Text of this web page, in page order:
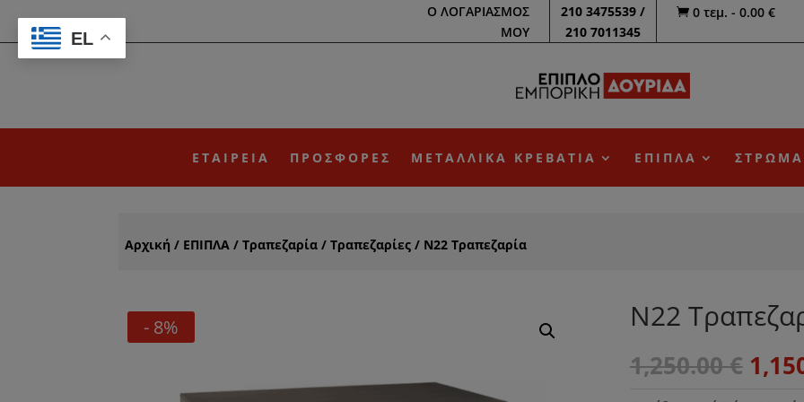
Ο ΛΟΓΑΡΙΑΣΜΟΣ
ΜΟΥ
210 3475539 /
210 7011345
 0 τεμ. - 0.00 €
ΕΤΑΙΡΕΙΑ ΠΡΟΣΦΟΡΕΣ ΜΕΤΑΛΛΙΚΑ ΚΡΕΒΑΤΙΑ ΕΠΙΠΛΑ
Αρχική / ΕΠΙΠΛΑ / Τραπεζαρία / Τραπεζαρίες / Ν22 Τραπεζαρία
- 8% Ν22
1,250.00€
EL